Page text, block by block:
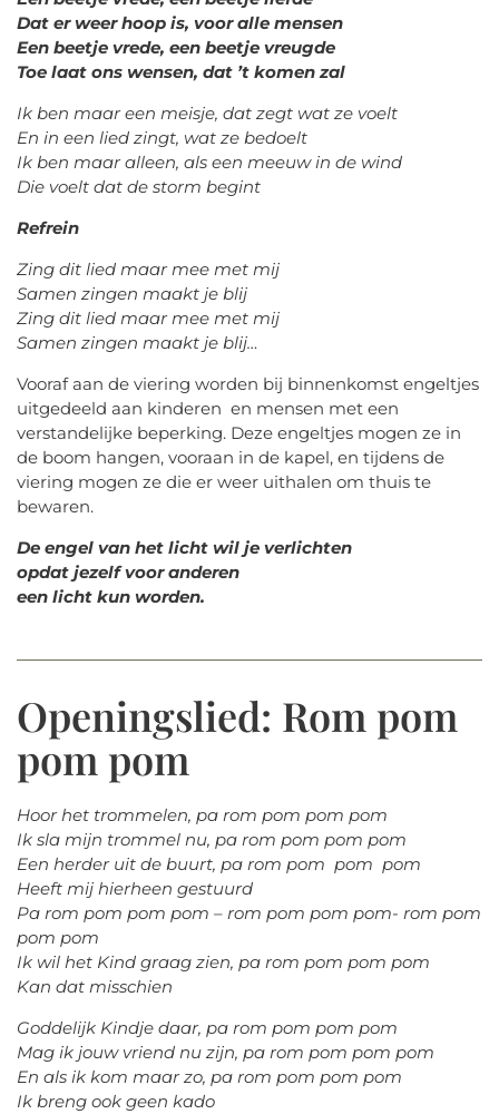
Dat er weer hoop is, voor alle mensen
Een beetje vrede, een beetje vreugde
Toe laat ons wensen, dat ’t komen zal
Ik ben maar een meisje, dat zegt wat ze voelt
En in een lied zingt, wat ze bedoelt
Ik ben maar alleen, als een meeuw in de wind
Die voelt dat de storm begint
Refrein
Zing dit lied maar mee met mij
Samen zingen maakt je blij
Zing dit lied maar mee met mij
Samen zingen maakt je blij…
Vooraf aan de viering worden bij binnenkomst engeltjes
uitgedeeld aan kinderen en mensen met een
verstandelijke beperking. Deze engeltjes mogen ze in
de boom hangen, vooraan in de kapel, en tijdens de
viering mogen ze die er weer uithalen om thuis te
bewaren.
De engel van het licht wil je verlichten
opdat jezelf voor anderen
een licht kun worden.
Openingslied: Rom pom
pom pom
Hoor het trommelen, pa rom pom pom pom
Ik sla mijn trommel nu, pa rom pom pom pom
Een herder uit de buurt, pa rom pom pom pom
Heeft mij hierheen gestuurd
Pa rom pom pom pom – rom pom pom pom- rom pom
pom pom
Ik wil het Kind graag zien, pa rom pom pom pom
Kan dat misschien
Goddelijk Kindje daar, pa rom pom pom pom
Mag ik jouw vriend nu zijn, pa rom pom pom pom
En als ik kom maar zo, pa rom pom pom pom
Ik breng ook geen kado